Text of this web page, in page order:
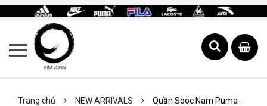
Trang chủ NEW ARRIVALS
Quần Sooc Nam Puma-